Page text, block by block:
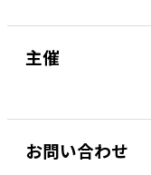
主催
お問い合わせ